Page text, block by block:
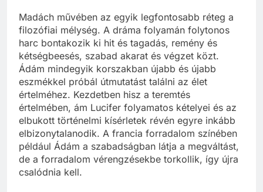
Madách művében az egyik legfontosabb réteg a
filozófiai mélység. A dráma folyamán folytonos
harc bontakozik ki hit és tagadás, remény és
kétségbeesés, szabad akarat és végzet közt.
Ádám mindegyik korszakban újabb és újabb
eszmékkel próbál útmutatást találni az élet
értelméhez. Kezdetben hisz a teremtés
értelmében, ám Lucifer folyamatos kételyei és az
elbukott történelmi kísérletek révén egyre inkább
elbizonytalanodik. A francia forradalom színében
például Ádám a szabadságban látja a megváltást,
de a forradalom vérengzésekbe torkollik, így újra
csalódnia kell.